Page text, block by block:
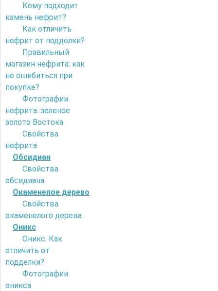
Кому подходит
камень нефрит?
Как отличить
нефрит от подделки?
Правильный
магазин нефрита: как
не ошибиться при
покупке?
Фотографии
нефрита: зеленое
золото Востока
Свойства
нефрита
Обсидиан
Свойства
обсидиана
Окаменелое дерево
Свойства
окаменелого дерева
Оникс
Оникс. Как
отличить от
подделки?
Фотографии
оникса